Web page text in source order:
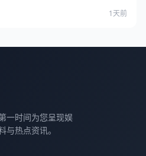
1天前
一时间为您呈现娱
与热点资讯。